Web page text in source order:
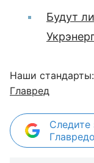
Будут
Наши стандарты:
Главред
Следите